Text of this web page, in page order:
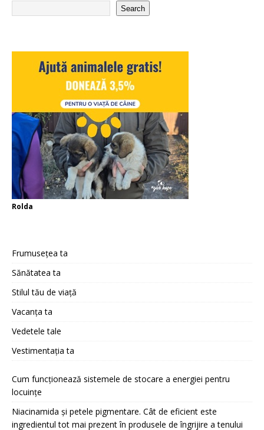
Search
Rolda
Frumusețea ta
Sănătatea ta
Stilul tău de viață
Vacanța ta
Vedetele tale
Vestimentația ta
Cum funcționează sistemele de stocare a energiei pentru
locuințe
Niacinamida și petele pigmentare. Cât de eficient este
ingredientul tot mai prezent în produsele de îngrijire a tenului